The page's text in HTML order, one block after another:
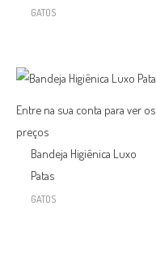
GATOS
Entre na sua conta para ver os
preços
Bandeja Higiênica Luxo
Patas
GATOS